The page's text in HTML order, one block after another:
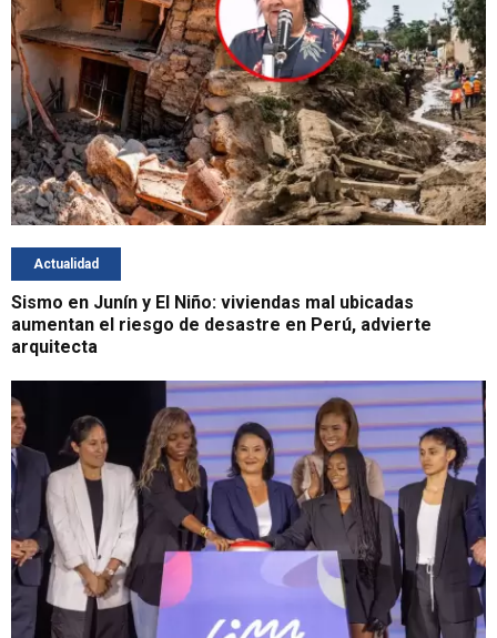
Actualidad
Sismo en Junín y El Niño: viviendas mal ubicadas
aumentan el riesgo de desastre en Perú, advierte
arquitecta